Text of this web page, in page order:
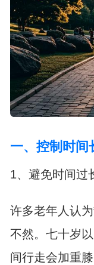
一、控制时间
1、避免时间过
许多老年人认
不然。七十岁
间行走会加重